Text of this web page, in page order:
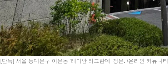
[단독] 서울 동대문구 이문동 ‘래미안 라그란데’ 정문. /온라인 커뮤니티